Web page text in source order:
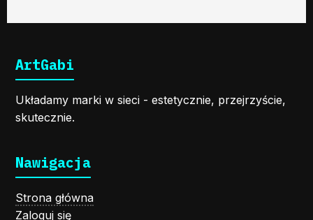
ArtGabi
Układamy marki w sieci - estetycznie, przejrzyście,
skutecznie.
Nawigacja
Strona główna
Zaloguj się